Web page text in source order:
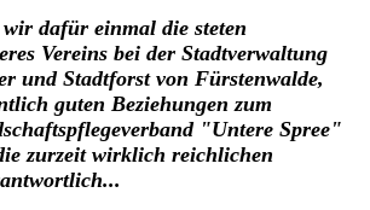
dafür einmal die steten
Vereins bei der Stadtverwaltung
und Stadtforst von Fürstenwalde,
guten Beziehungen zum
"Untere Spree"
zurzeit wirklich reichlichen